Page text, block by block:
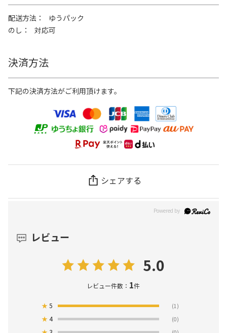
配送方法
ゆうパック
のし
対応可
決済方法
下記の決済方法がご利用頂けます。
シェアする
レビュー
5.0
レビュー件数： 1件
★5 (1)
★4 (0)